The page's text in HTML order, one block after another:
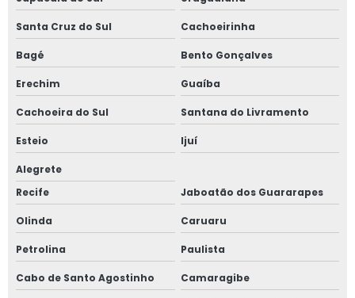
Medição de tempo de parada de equipamentos
Empresa de inspeção programada
Serviço de inspeção programada
Empresa especializada inspeção programada
Empresa que faz inspeção programada
Valor inspeção programada
Empresa de soluções de segurança em equipamentos e
máquinas
Santa Cruz do Sul Cachoeirinha
Bagé Bento Gonçalves
Erechim Guaíba
Cachoeira do Sul Santana do Livramento
Esteio Ijuí
Alegrete
Recife
Jaboatão dos Guararapes
Olinda Caruaru
Petrolina Paulista
Cabo de Santo Agostinho Camaragibe